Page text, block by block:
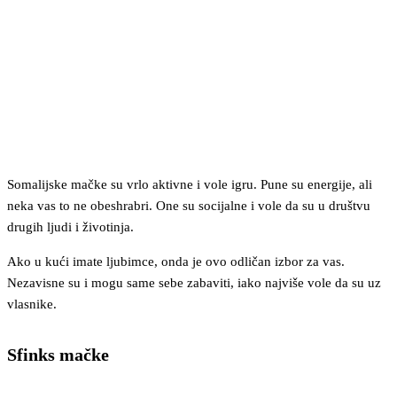
Somalijske mačke su vrlo aktivne i vole igru. Pune su energije, ali
neka vas to ne obeshrabri. One su socijalne i vole da su u društvu
drugih ljudi i životinja.
Ako u kući imate ljubimce, onda je ovo odličan izbor za vas.
Nezavisne su i mogu same sebe zabaviti, iako najviše vole da su uz
vlasnike.
Sfinks mačke